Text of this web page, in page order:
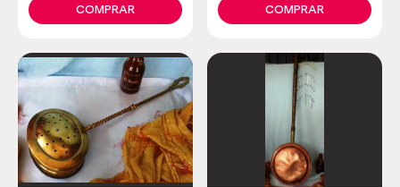
COMPRAR
forja. 3 piezas. Estilo
medieval.
COMPRAR